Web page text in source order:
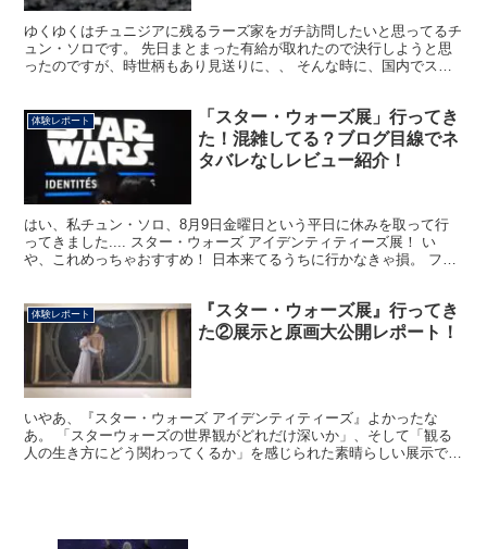
ゆくゆくはチュニジアに残るラーズ家をガチ訪問したいと思ってるチ
ュン・ソロです。 先日まとまった有給が取れたので決行しようと思
ったのですが、時世柄もあり見送りに、、 そんな時に、国内でスタ
体験レポート
「スター・ウォーズ展」行ってき
た！混雑してる？ブログ目線でネ
タバレなしレビュー紹介！
はい、私チュン・ソロ、8月9日金曜日という平日に休みを取って行
ってきました.... スター・ウォーズ アイデンティティーズ展！ い
や、これめっちゃおすすめ！ 日本来てるうちに行かなきゃ損。 ファ
体験レポート
『スター・ウォーズ展』行ってき
た②展示と原画大公開レポート！
いやあ、『スター・ウォーズ アイデンティティーズ』よかったな
あ。 「スターウォーズの世界観がどれだけ深いか」、そして「観る
人の生き方にどう関わってくるか」を感じられた素晴らしい展示でし